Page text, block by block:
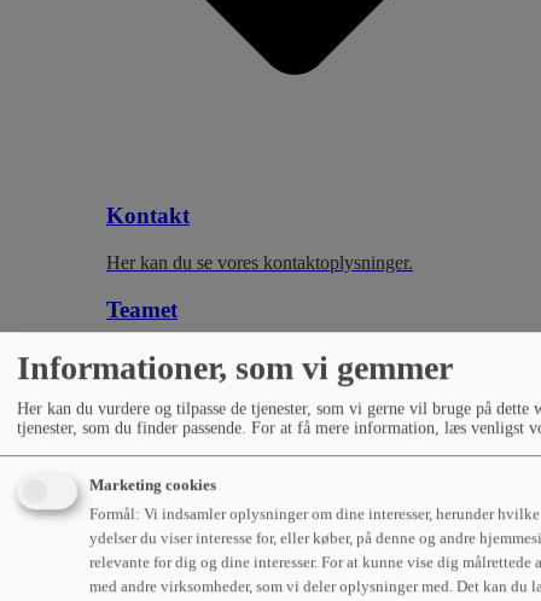
Kontakt
Her kan du se vores kontaktoplysninger.
Teamet
Her kan du se alle vores dedikerede
medarbejdere
– Service & klargøring
– Administration
Her kan du se alle vores dedikerede
– Service & klargøring
– Administration
Informationer, som vi gemmer
Her kan du vurdere og tilpasse de tjenester, som vi gerne vil bruge på
tjenester, som du finder passende. For at få mere information, læs venligst
Marketing cookies
Formål: Vi indsamler oplysninger om dine interesser, herunder
ydelser du viser interesse for, eller køber, på denne og andre
relevante for dig og dine interesser. For at kunne vise dig målrettede
med andre virksomheder, som vi deler oplysninger med. Det kan du